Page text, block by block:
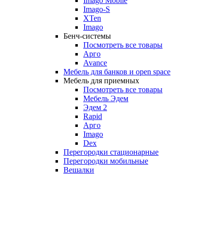
Imago-S
XTen
Imago
Бенч-системы
Посмотреть все товары
Арго
Avance
Мебель для банков и open space
Мебель для приемных
Посмотреть все товары
Мебель Эдем
Эдем 2
Rapid
Арго
Imago
Dex
Перегородки стационарные
Перегородки мобильные
Вешалки